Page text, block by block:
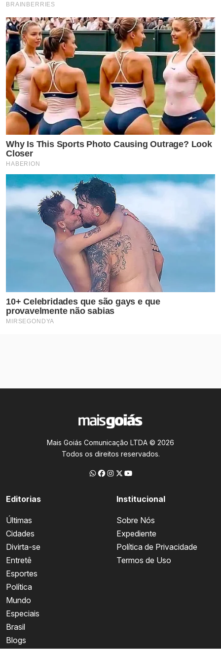
Mais Goiás Comunicação LTDA © 2026
Todos os direitos reservados.
Editorias
Últimas
Cidades
Divirta-se
Entretê
Esportes
Política
Mundo
Especiais
Brasil
Blogs
Institucional
Sobre Nós
Expediente
Política de Privacidade
Termos de Uso